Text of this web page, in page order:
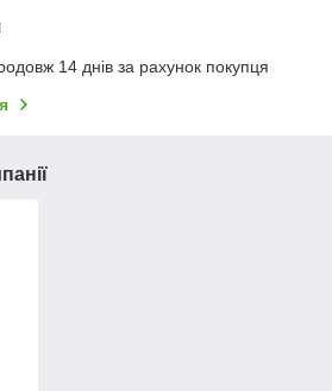
14 днів за рахунок покупця